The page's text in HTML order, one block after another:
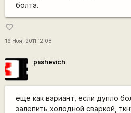
болта.
favorite_border
16 Ноя, 2011 12:08
pashevich
еще как вариант, если дупло
залепить холодной сваркой,